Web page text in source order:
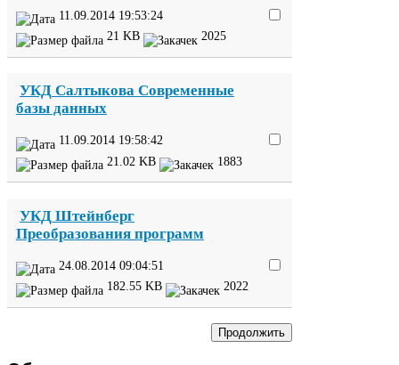
11 09 2014 19:53:24
21 KB 2025
УКД Салтыкова Современные
базы данных
11.09.2014 19:58:42
21 02 KB 1883
УКД Штейнберг
Преобразования программ
24 08 2014 09:04:51
182 55 KB 2022